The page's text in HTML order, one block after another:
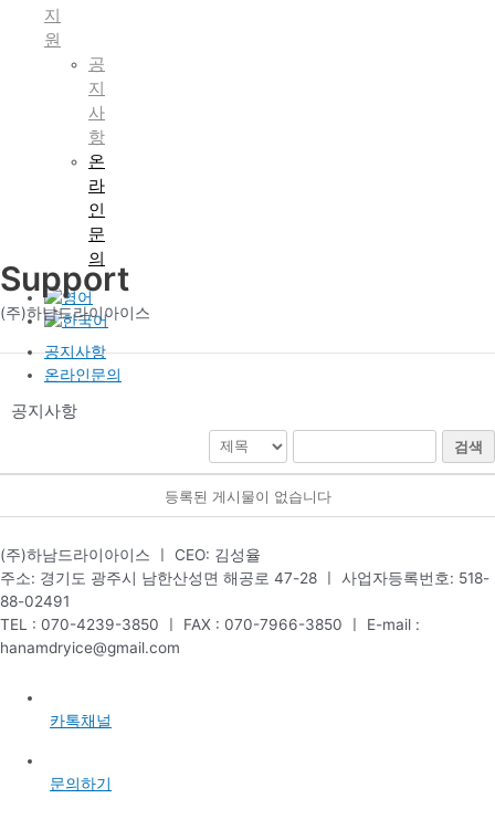
지
원
공
지
사
항
온
라
인
문
의
Support
(주)하남드라이아이스
공지사항
온라인문의
공지사항
검색
등록된 게시물이 없습니다
(주)하남드라이아이스 ㅣ CEO: 김성율
주소: 경기도 광주시 남한산성면 해공로 47-28 ㅣ 사업자등록번호: 518-
88-02491
TEL : 070-4239-3850 ㅣ FAX : 070-7966-3850 ㅣ E-mail :
hanamdryice@gmail.com
카톡채널
문의하기